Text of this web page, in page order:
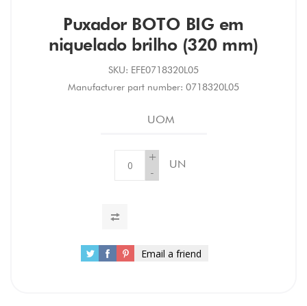
Puxador BOTO BIG em
niquelado brilho (320 mm)
SKU: EFE0718320L05
Manufacturer part number: 0718320L05
UOM
+
-
UN
Email a friend